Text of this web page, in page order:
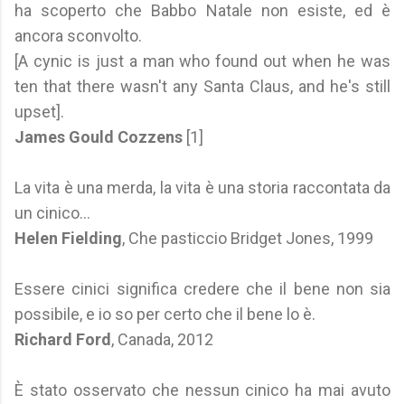
ha scoperto che Babbo Natale non esiste, ed è
ancora sconvolto.
[A cynic is just a man who found out when he was
ten that there wasn't any Santa Claus, and he's still
upset].
James Gould Cozzens [1]
La vita è una merda, la vita è una storia raccontata da
un cinico...
Helen Fielding, Che pasticcio Bridget Jones, 1999
Essere cinici significa credere che il bene non sia
possibile, e io so per certo che il bene lo è.
Richard Ford , Canada, 2012
È stato osservato che nessun cinico ha mai avuto